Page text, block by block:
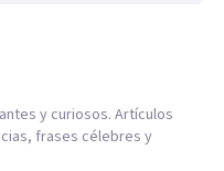
y curiosos. Artículos
frases célebres y